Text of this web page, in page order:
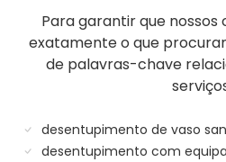
Para garantir que
exatamente o que
de palavras-chave
desentupimento de vaso
desentupimento com